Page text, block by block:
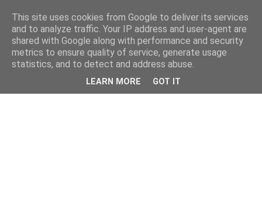
This site uses cookies from Google to deliver its services
and to analyze traffic. Your IP address and user-agent are
shared with Google along with performance and security
metrics to ensure quality of service, generate usage
statistics, and to detect and address abuse.
LEARN MORE GOT IT